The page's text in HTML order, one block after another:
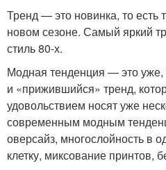
Тренд — это новинка, то есть
новом сезоне. Самый яркий
стиль 80-х.
Модная тенденция — это уже,
и «прижившийся» тренд,
удовольствием носят уже
современным модным
оверсайз, многослойность в
клетку, миксование принтов,